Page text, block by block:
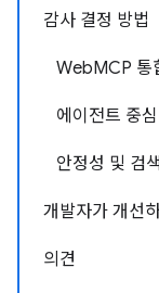
감사 결정 방법
WebMCP 통
에이전트 중
안정성 및 검
개발자가 개선
의견